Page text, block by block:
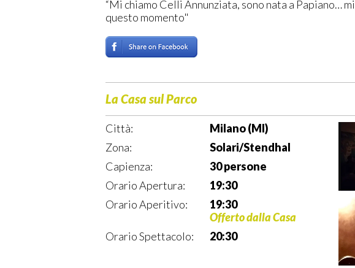
“Mi chiamo Celli Annunziata, sono nata a Papiano…
questo momento"
La Casa sul Parco
Città:
Milano (MI)
Zona:
Solari/Stendhal
Capienza:
30 persone
Orario Apertura:
19:30
Orario Aperitivo:
19:30
Offerto dalla Casa
Orario Spettacolo:
20:30